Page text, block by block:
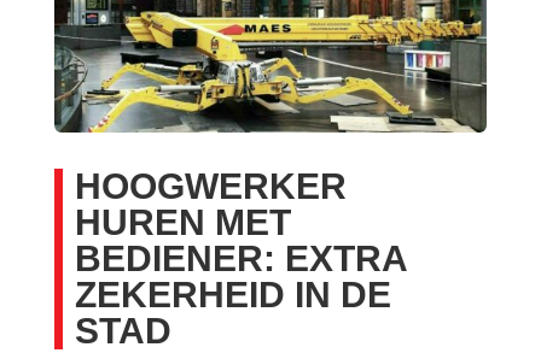
HOOGWERKER
HUREN MET
BEDIENER: EXTRA
ZEKERHEID IN DE
STAD